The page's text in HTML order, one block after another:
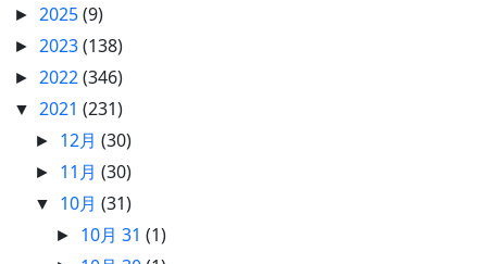
► 2025(9)
► 2023(138)
► 2022(346)
▼ 2021 (231)
► 12月(30)
► 11月(30)
▼ 10月(31)
► 10月 31(1)